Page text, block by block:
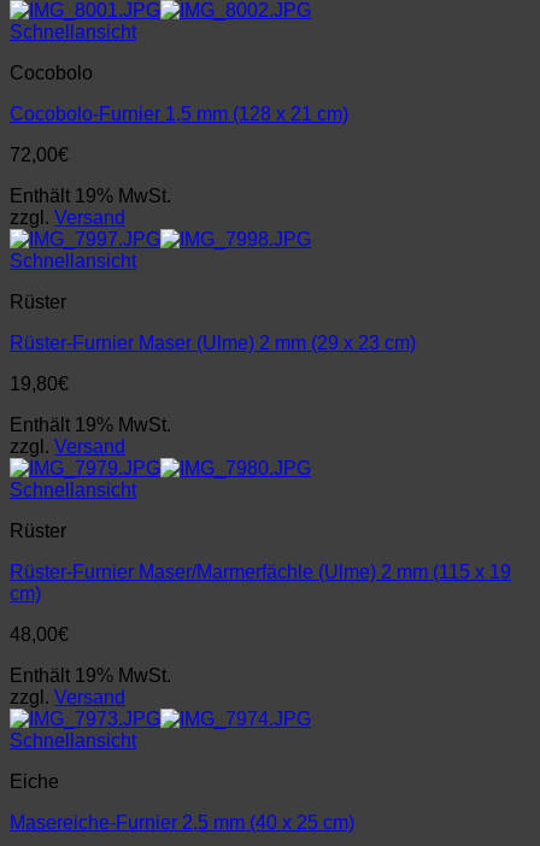
Schnellansicht
Cocobolo
Cocobolo-Furnier 1,5 mm (128 x 21 cm)
72,00€
Enthält 19% MwSt.
zzgl. Versand
Schnellansicht
Rüster
Rüster-Furnier Maser (Ulme) 2 mm (29 x 23 cm)
19,80€
Enthält 19% MwSt.
zzgl. Versand
Schnellansicht
Rüster
Rüster-Furnier Maser/Marmerfächle (Ulme) 2 mm (115 x 19
cm)
48,00€
Enthält 19% MwSt.
zzgl. Versand
Schnellansicht
Eiche
Masereiche-Furnier 2,5 mm (40 x 25 cm)